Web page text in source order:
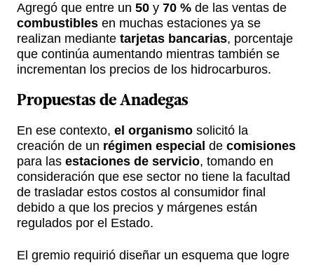
Agregó que entre un 50 y 70 % de las ventas de
combustibles en muchas estaciones ya se
realizan mediante tarjetas bancarias, porcentaje
que continúa aumentando mientras también se
incrementan los precios de los hidrocarburos.
Propuestas de Anadegas
En ese contexto, el organismo solicitó la
creación de un régimen especial de comisiones
para las estaciones de servicio, tomando en
consideración que ese sector no tiene la facultad
de trasladar estos costos al consumidor final
debido a que los precios y márgenes están
regulados por el Estado.
El gremio requirió diseñar un esquema que logre